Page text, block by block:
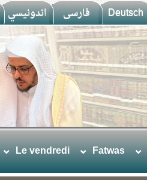
Deutsch فارسى اندونيسي
Fatwas
Le vendredi